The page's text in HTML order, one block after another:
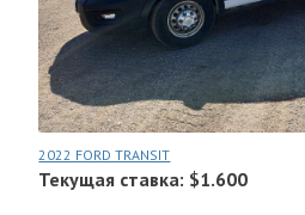
2022 FORD TRANSIT
Текущая ставка: $1.600